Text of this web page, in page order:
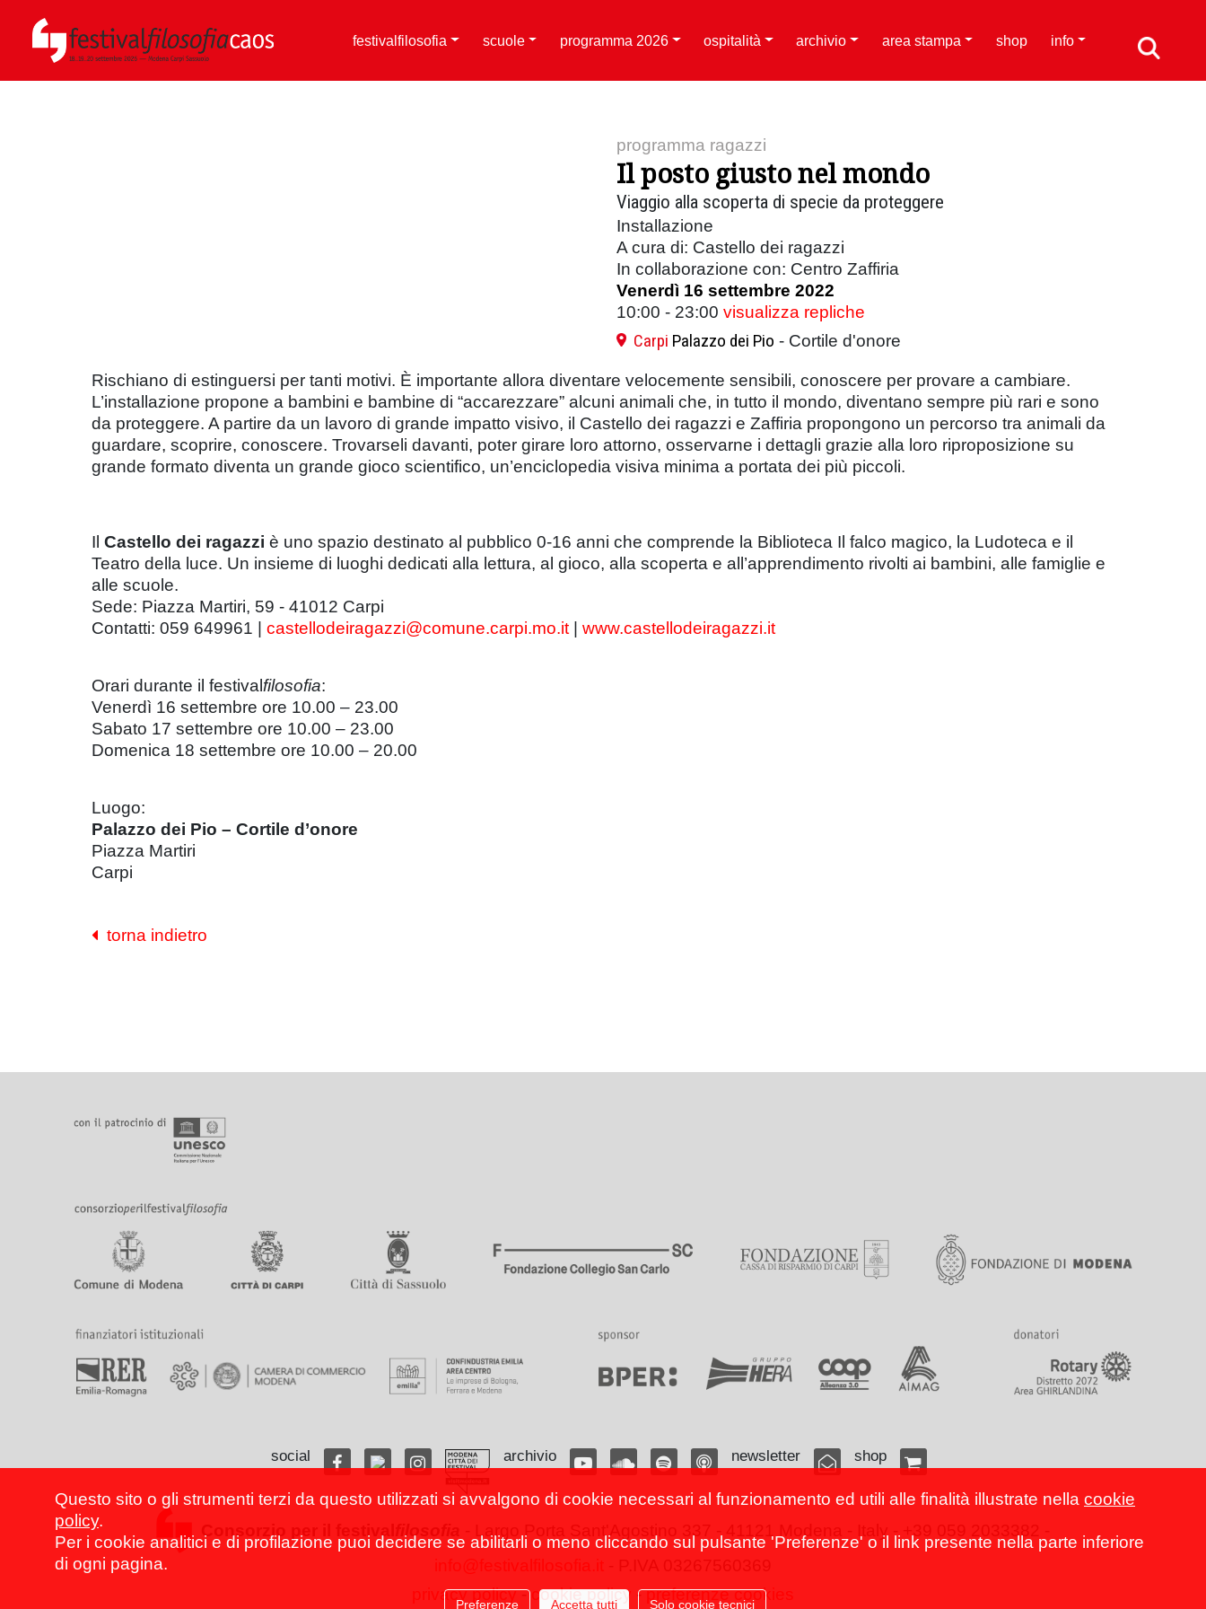
festivalfilosofia scuole programma 2026 ospitalità archivio area stampa shop info
programma ragazzi
Il posto giusto nel mondo
Viaggio alla scoperta di specie da proteggere
Installazione
A cura di: Castello dei ragazzi
In collaborazione con: Centro Zaffiria
Venerdì 16 settembre 2022
10:00 - 23:00 visualizza repliche
Carpi Palazzo dei Pio - Cortile d'onore
Rischiano di estinguersi per tanti motivi. È importante allora diventare velocemente sensibili, conoscere per provare a cambiare.
L’installazione propone a bambini e bambine di “accarezzare” alcuni animali che, in tutto il mondo, diventano sempre più rari e sono
da proteggere. A partire da un lavoro di grande impatto visivo, il Castello dei ragazzi e Zaffiria propongono un percorso tra animali da
guardare, scoprire, conoscere. Trovarseli davanti, poter girare loro attorno, osservarne i dettagli grazie alla loro riproposizione su
grande formato diventa un grande gioco scientifico, un’enciclopedia visiva minima a portata dei più piccoli.
Il Castello dei ragazzi è uno spazio destinato al pubblico 0-16 anni che comprende la Biblioteca Il falco magico, la Ludoteca e il
Teatro della luce. Un insieme di luoghi dedicati alla lettura, al gioco, alla scoperta e all’apprendimento rivolti ai bambini, alle famiglie e
alle scuole.
Sede: Piazza Martiri, 59 - 41012 Carpi
Contatti: 059 649961 | castellodeiragazzi@comune.carpi.mo.it www.castellodeiragazzi.it
Orari durante il festival filosofia:
Venerdì 16 settembre ore 10.00 – 23.00
Sabato 17 settembre ore 10.00 – 23.00
Domenica 18 settembre ore 10.00 – 20.00
Luogo:
Palazzo dei Pio – Cortile d’onore
Piazza Martiri
Carpi
torna indietro
social archivio newsletter shop
privacy policy- cookie policy -preferenze cookies
Questo sito o gli strumenti terzi da questo utilizzati si avvalgono di cookie necessari al funzionamento ed utili alle finalità illustrate nella cookie
policy.
Per i cookie analitici e di profilazione puoi decidere se abilitarli o meno cliccando sul pulsante 'Preferenze' o il link presente nella parte inferiore
di ogni pagina.
Preferenze Accetta tutti Solo cookie tecnici